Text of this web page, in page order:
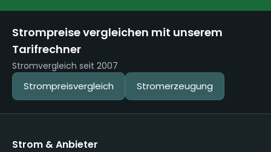
Strompreise vergleichen mit unserem
Tarifrechner
Stromvergleich seit 2007
Strompreisvergleich Stromerzeugung
Strom & Anbieter